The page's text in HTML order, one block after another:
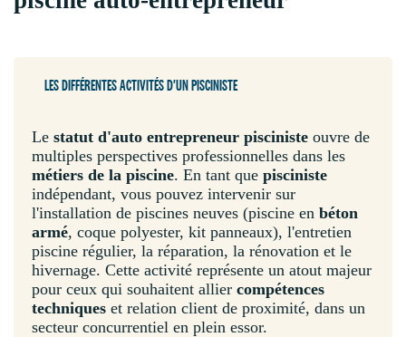
LES DIFFÉRENTES ACTIVITÉS D'UN PISCINISTE
Le statut d'auto entrepreneur pisciniste ouvre de
multiples perspectives professionnelles dans les
métiers de la piscine. En tant que pisciniste
indépendant, vous pouvez intervenir sur
l'installation de piscines neuves (piscine en béton
armé, coque polyester, kit panneaux), l'entretien
piscine régulier, la réparation, la rénovation et le
hivernage. Cette activité représente un atout majeur
pour ceux qui souhaitent allier compétences
techniques et relation client de proximité, dans un
secteur concurrentiel en plein essor.